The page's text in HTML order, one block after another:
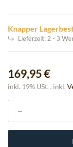
Knapper
Lieferzeit: 2 - 3
169,95 €
inkl. 19% USt. , inkl.